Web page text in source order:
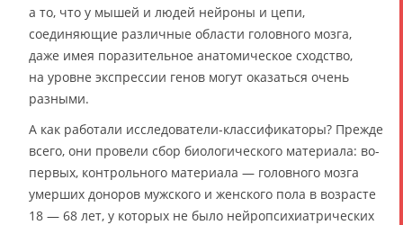
а то, что у мышей и людей нейроны и цепи,
соединяющие различные области головного мозга,
даже имея поразительное анатомическое сходство,
на уровне экспрессии генов могут оказаться очень
разными.
А как работали исследователи-классификаторы? Прежде
всего, они провели сбор биологического материала: во-
первых, контрольного материала — головного мозга
умерших доноров мужского и женского пола в возрасте
18 — 68 лет, у которых не было нейропсихиатрических